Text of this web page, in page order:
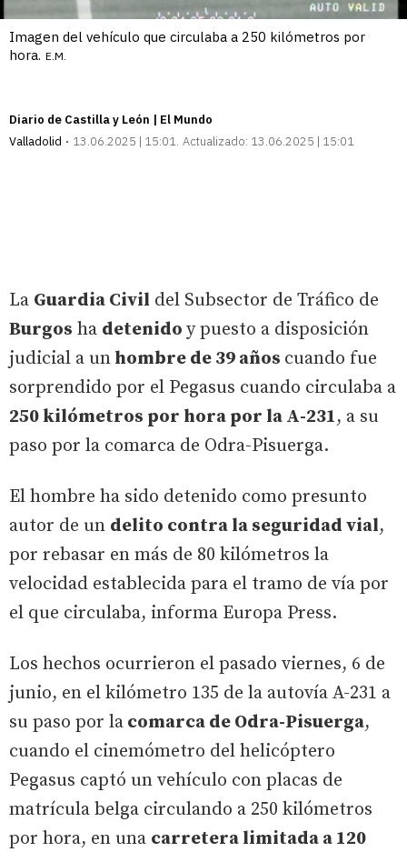
Imagen del vehículo que circulaba a 250 kilómetros por
hora. E.M.
Diario de Castilla y León | El Mundo
Valladolid
13.06.2025 | 15:01 Actualizado: 13.06.2025 | 15:01
La Guardia Civil del Subsector de Tráfico de
Burgos ha detenido y puesto a disposición
judicial a un hombre de 39 años cuando fue
sorprendido por el Pegasus cuando circulaba a
250 kilómetros por hora por la A-231, a su
paso por la comarca de Odra-Pisuerga.
El hombre ha sido detenido como presunto
autor de un delito contra la seguridad vial,
por rebasar en más de 80 kilómetros la
velocidad establecida para el tramo de vía por
el que circulaba, informa Europa Press.
Los hechos ocurrieron el pasado viernes, 6 de
junio, en el kilómetro 135 de la autovía A-231 a
su paso por la comarca de Odra-Pisuerga,
cuando el cinemómetro del helicóptero
Pegasus captó un vehículo con placas de
matrícula belga circulando a 250 kilómetros
por hora, en una carretera limitada a 120